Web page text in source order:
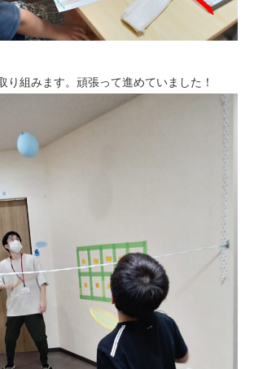
り組みます。頑張って進めていました！